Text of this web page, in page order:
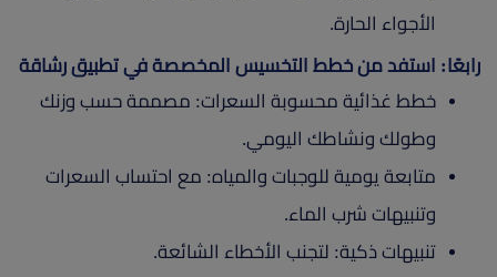
الأجواء الحارة.
رابعًا: استفد من خطط التخسيس المخصصة في تطبيق رشاقة
خطط غذائية محسوبة السعرات: مصممة حسب وزنك
وطولك ونشاطك اليومي.
متابعة يومية للوجبات والمياه: مع احتساب السعرات
وتنبيهات شرب الماء.
تنبيهات ذكية: لتجنب الأخطاء الشائعة.